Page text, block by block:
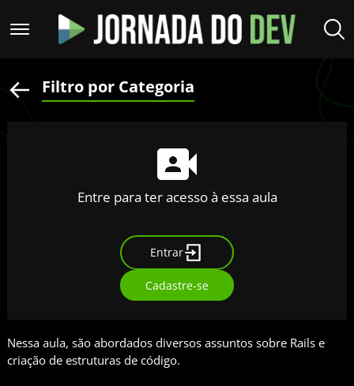
Filtro por Categoria
Entre para ter acesso à essa aula
Entrar
Cadastre-se
Nessa aula, são abordados diversos assuntos sobre Rails e
criação de estruturas de código.